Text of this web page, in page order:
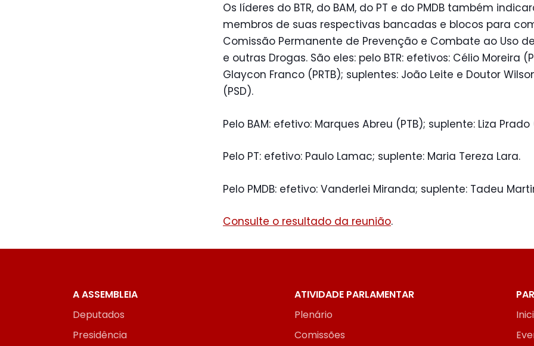
Os líderes do BTR, do BAM, do PT e do PMDB também
membros de suas respectivas bancadas e blocos para
Comissão Permanente de Prevenção e Combate ao Uso
e outras Drogas. São eles: pelo BTR: efetivos: Célio Moreira
Glaycon Franco (PRTB); suplentes: João Leite e Doutor
(PSD).
Pelo BAM: efetivo: Marques Abreu (PTB); suplente: Liza Prado
Pelo PT: efetivo: Paulo Lamac; suplente: Maria Tereza Lara.
Pelo PMDB: efetivo: Vanderlei Miranda; suplente: Tadeu
Consulte o resultado da reunião.
A ASSEMBLEIA
Deputados
Presidência
ATIVIDADE PARLAMENTAR
Plenário
Comissões